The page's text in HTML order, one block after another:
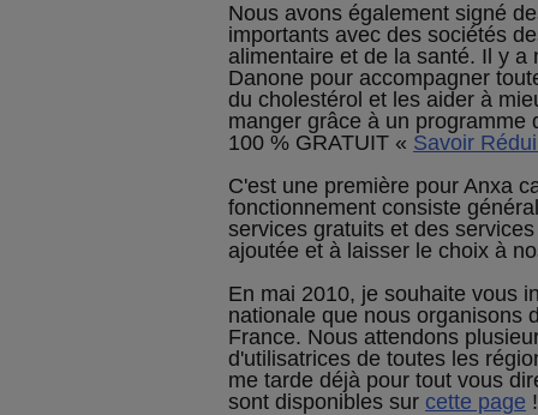
Nous avons également signé
importants avec des sociétés
alimentaire et de la santé. Il y a
Danone pour accompagner
du cholestérol et les aider à
manger grâce à un programme
100 % GRATUIT « Savoir
C'est une première pour Anxa
fonctionnement consiste
services gratuits et des
ajoutée et à laisser le choix à
En mai 2010, je souhaite vous
nationale que nous organisons
France. Nous attendons
d'utilisatrices de toutes les
me tarde déjà pour tout vous
sont disponibles sur cette page !